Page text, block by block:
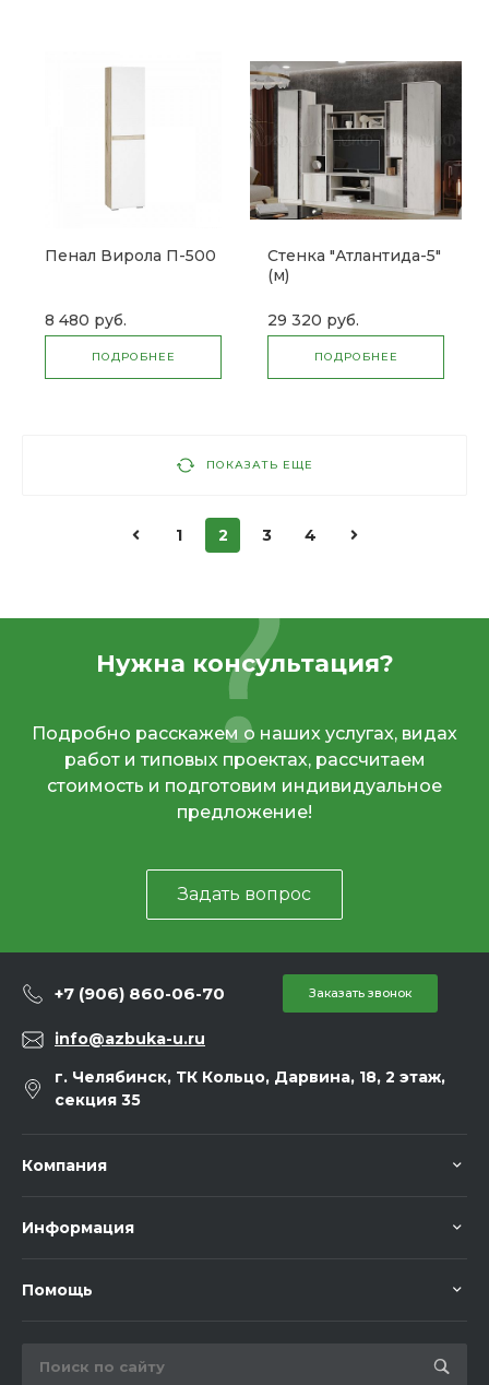
Пенал Вирола П-500
8 480 руб.
ПОДРОБНЕЕ
Стенка "Атлантида-5"
(м)
29 320 руб.
ПОДРОБНЕЕ
ПОКАЗАТЬ ЕЩЕ
1 2 3 4
Нужна консультация?
Подробно расскажем о наших услугах, видах
работ и типовых проектах, рассчитаем
стоимость и подготовим индивидуальное
предложение!
Задать вопрос
+7 (906) 860-06-70 Заказать звонок
info@azbuka-u.ru
г. Челябинск, ТК Кольцо, Дарвина, 18, 2 этаж,
секция 35
Компания
Информация
Помощь